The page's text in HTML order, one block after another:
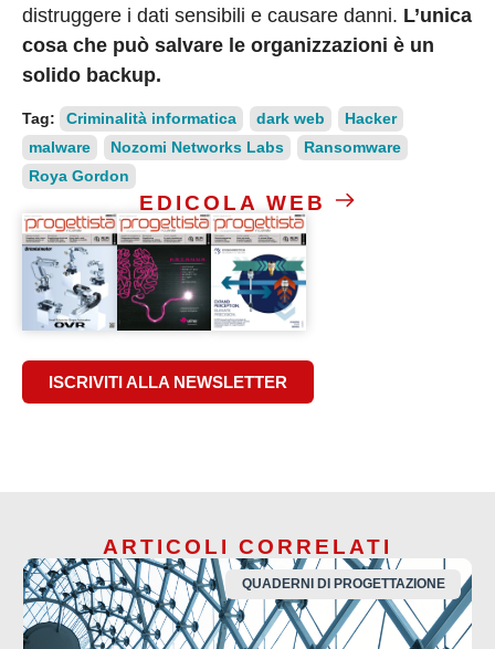
distruggere i dati sensibili e causare danni. L’unica
cosa che può salvare le organizzazioni è un
solido backup.
Tag: Criminalità informatica dark web
Hacker
malware
Nozomi Networks Labs
Ransomware
Roya Gordon
EDICOLA WEB
ISCRIVITI ALLA NEWSLETTER
ARTICOLI CORRELATI
QUADERNI DI PROGETTAZIONE